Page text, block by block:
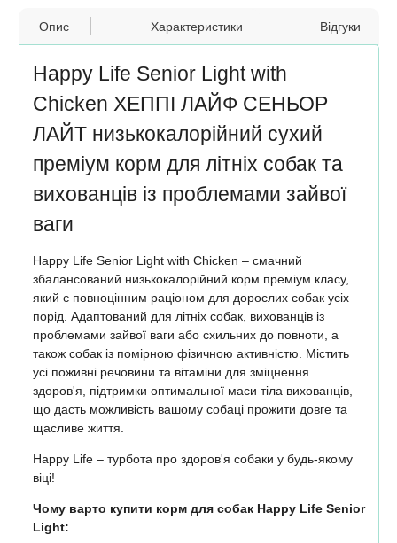
Опис Характеристики Відгуки
Happy Life Senior Light with
Chicken ХЕППІ ЛАЙФ СЕНЬОР
ЛАЙТ низькокалорійний сухий
преміум корм для літніх собак та
вихованців із проблемами зайвої
ваги
Happy Life Senior Light with Chicken – смачний
збалансований низькокалорійний корм преміум класу,
який є повноцінним раціоном для дорослих собак усіх
порід. Адаптований для літніх собак, вихованців із
проблемами зайвої ваги або схильних до повноти, а
також собак із помірною фізичною активністю. Містить
усі поживні речовини та вітаміни для зміцнення
здоров'я, підтримки оптимальної маси тіла вихованців,
що дасть можливість вашому собаці прожити довге та
щасливе життя.
Happy Life – турбота про здоров'я собаки у будь-якому
віці!
Чому варто купити корм для собак Happy Life Senior
Light: